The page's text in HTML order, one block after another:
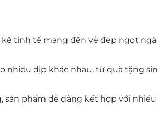
tinh tế mang đến vẻ đẹp ngọt
nhiều dịp khác nhau, từ quà tặng
sản phẩm dễ dàng kết hợp với